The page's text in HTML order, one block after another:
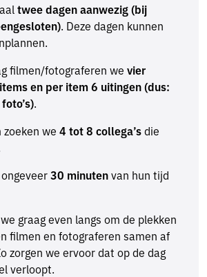
twee dagen aanwezig (bij
. Deze dagen kunnen
filmen/fotograferen we vier
en per item 6 uitingen (dus:
.
we 4 tot 8 collega’sdie
ongeveer30 minutenvan hun tijd
graag even langs om de plekken
filmen en fotograferen samen af
zorgen we ervoor dat op de dag
verloopt.